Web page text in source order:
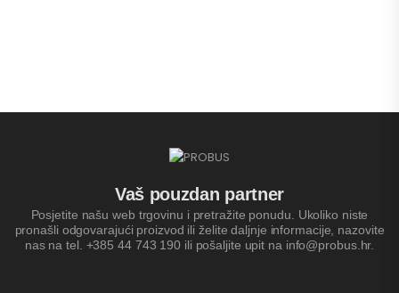
Vaš pouzdan partner
Posjetite našu web trgovinu i pretražite ponudu. Ukoliko niste
pronašli odgovarajući proizvod ili želite daljnje informacije, nazovite
nas na tel. +385 44 743 190 ili pošaljite upit na info@probus.hr.